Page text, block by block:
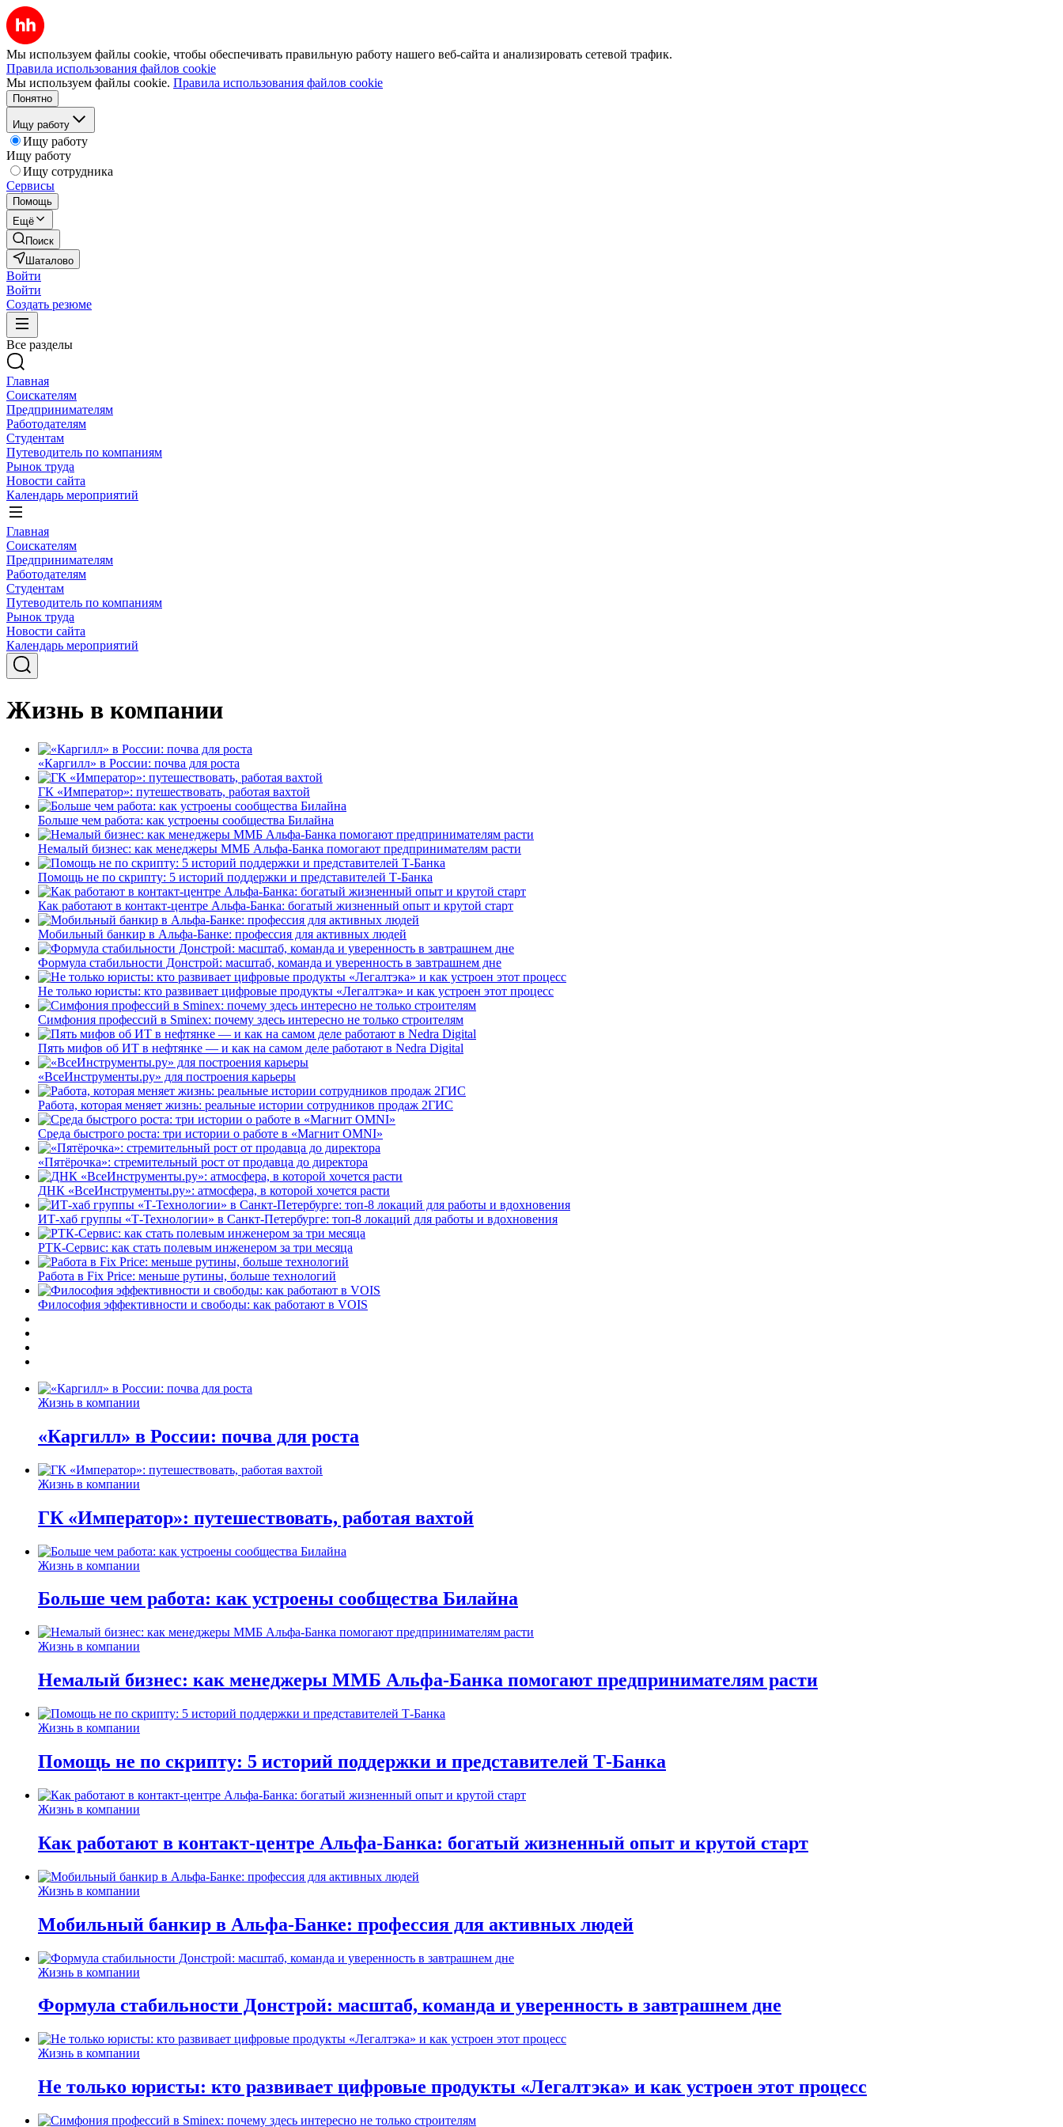
Мы используем файлы cookie, чтобы обеспечивать правильную работу нашего веб-сайта и анализировать сетевой трафик.
Правила использования файлов cookie
Мы используем файлы cookie. Правила использования файлов cookie
Понятно
Ищу работу
Ищу работу
Ищу работу
Ищу сотрудника
Сервисы
Помощь
Ещё
Поиск
Шаталово
Войти
Войти
Создать резюме
Все разделы
Главная
Соискателям
Предпринимателям
Работодателям
Студентам
Путеводитель по компаниям
Рынок труда
Новости сайта
Календарь мероприятий
Главная
Соискателям
Предпринимателям
Работодателям
Студентам
Путеводитель по компаниям
Рынок труда
Новости сайта
Календарь мероприятий
Жизнь в компании
«Каргилл» в России: почва для роста
ГК «Император»: путешествовать, работая вахтой
Больше чем работа: как устроены сообщества Билайна
Немалый бизнес: как менеджеры ММБ Альфа-Банка помогают предпринимателям расти
Помощь не по скрипту: 5 историй поддержки и представителей Т-Банка
Как работают в контакт-центре Альфа-Банка: богатый жизненный опыт и крутой старт
Мобильный банкир в Альфа-Банке: профессия для активных людей
Формула стабильности Донстрой: масштаб, команда и уверенность в завтрашнем дне
Не только юристы: кто развивает цифровые продукты «Легалтэка» и как устроен этот процесс
Симфония профессий в Sminex: почему здесь интересно не только строителям
Пять мифов об ИТ в нефтянке — и как на самом деле работают в Nedra Digital
«ВсеИнструменты.ру» для построения карьеры
Работа, которая меняет жизнь: реальные истории сотрудников продаж 2ГИС
Среда быстрого роста: три истории о работе в «Магнит OMNI»
«Пятёрочка»: стремительный рост от продавца до директора
ДНК «ВсеИнструменты.ру»: атмосфера, в которой хочется расти
ИТ-хаб группы «Т-Технологии» в Санкт-Петербурге: топ-8 локаций для работы и вдохновения
РТК-Сервис: как стать полевым инженером за три месяца
Работа в Fix Price: меньше рутины, больше технологий
Философия эффективности и свободы: как работают в VOIS
Жизнь в компании
«Каргилл» в России: почва для роста
Жизнь в компании
ГК «Император»: путешествовать, работая вахтой
Жизнь в компании
Больше чем работа: как устроены сообщества Билайна
Жизнь в компании
Немалый бизнес: как менеджеры ММБ Альфа-Банка помогают предпринимателям расти
Жизнь в компании
Помощь не по скрипту: 5 историй поддержки и представителей Т-Банка
Жизнь в компании
Как работают в контакт-центре Альфа-Банка: богатый жизненный опыт и крутой старт
Жизнь в компании
Мобильный банкир в Альфа-Банке: профессия для активных людей
Жизнь в компании
Формула стабильности Донстрой: масштаб, команда и уверенность в завтрашнем дне
Жизнь в компании
Не только юристы: кто развивает цифровые продукты «Легалтэка» и как устроен этот процесс